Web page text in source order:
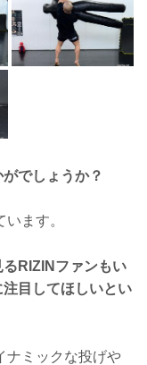
でしょうか？
ます。
RIZINファンもい
目してほしいとい
ナミックな投げや